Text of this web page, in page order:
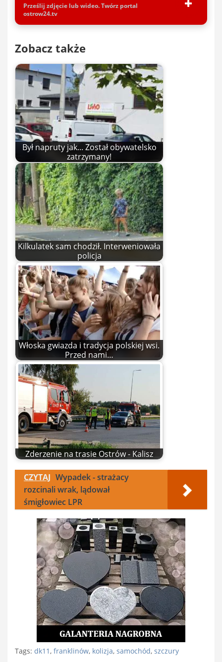
Prześlij zdjęcie lub wideo. Twórz portal
ostrow24.tv
Zobacz także
Był napruty jak... Został obywatelsko
zatrzymany!
Kilkulatek sam chodził. Interweniowała
policja
Włoska gwiazda i tradycja polskiej wsi.
Przed nami…
Zderzenie na trasie Ostrów - Kalisz
CZYTAJ Wypadek - strażacy
rozcinali wrak, lądował
śmigłowiec LPR
Tags: dk11, franklinów, kolizja, samochód, szczury